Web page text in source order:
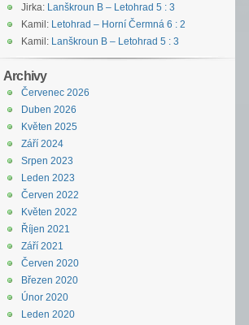
Jirka: Lanškroun B – Letohrad 5 : 3
Kamil : Letohrad – Horní Čermná 6 : 2
Kamil : Lanškroun B – Letohrad 5 : 3
Archivy
Červenec 2026
Duben 2026
Květen 2025
Září 2024
Srpen 2023
Leden 2023
Červen 2022
Květen 2022
Říjen 2021
Září 2021
Červen 2020
Březen 2020
Únor 2020
Leden 2020